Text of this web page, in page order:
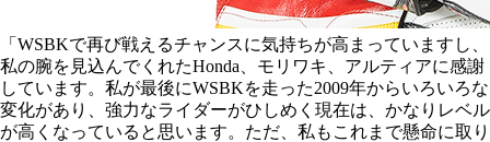
「WSBKで再び戦えるチャンスに気持ちが高まっていますし、
私の腕を見込んでくれたHonda、モリワキ、アルティアに感謝
しています。私が最後にWSBKを走った2009年からいろいろな
変化があり、強力なライダーがひしめく現在は、かなりレベル
が高くなっていると思います。ただ、私もこれまで懸命に取り